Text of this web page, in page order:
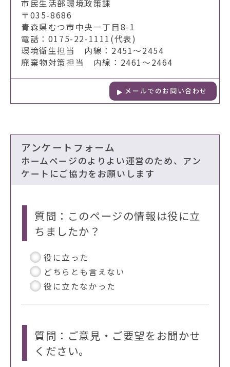
市民生活部環境政策課
〒035-8686
青森県むつ市中央一丁目8-1
電話：0175-22-1111(代表)
環境衛生担当 内線：2451～2454
廃棄物対策担当 内線：2461～2464
メールでのお問い合わせ
アンケートフォーム
ホームページのよりよい運営のため、アン
ケートにご協力をお願いします
質問：このページの情報は役に立
ちましたか？
役に立った
どちらとも言えない
役に立たなかった
質問：ご意見・ご要望をお聞かせ
ください。